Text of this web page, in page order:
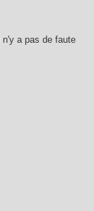
a pas de faute